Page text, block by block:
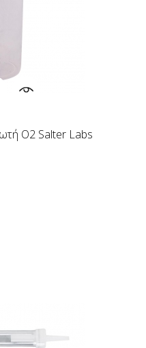
Ο2 Salter Labs